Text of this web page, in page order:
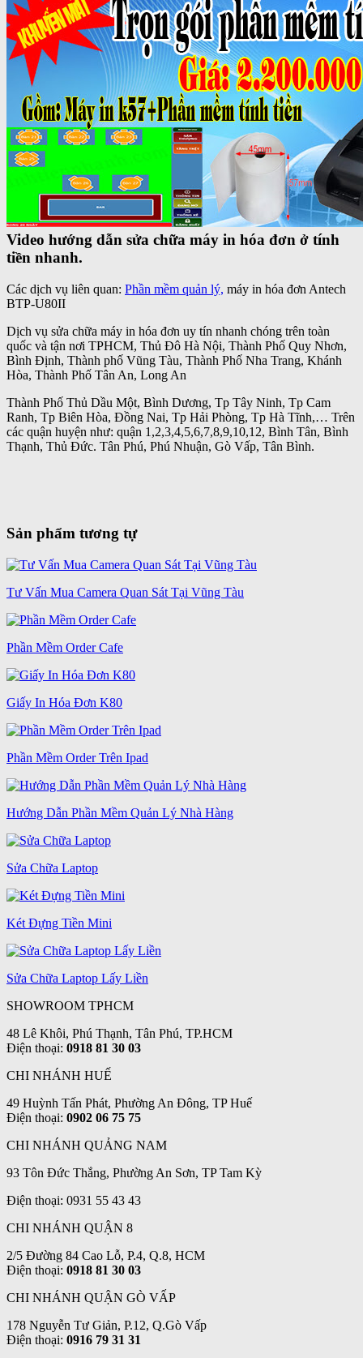
Video hướng dẫn sửa chữa máy in hóa đơn ở tính
tiền nhanh.
Các dịch vụ liên quan: Phần mềm quản lý, máy in hóa đơn Antech
BTP-U80II
Dịch vụ sửa chữa máy in hóa đơn uy tín nhanh chóng trên toàn
quốc và tận nơi TPHCM, Thủ Đô Hà Nội, Thành Phố Quy Nhơn,
Bình Định, Thành phố Vũng Tàu, Thành Phố Nha Trang, Khánh
Hòa, Thành Phố Tân An, Long An
Thành Phố Thủ Dầu Một, Bình Dương, Tp Tây Ninh, Tp Cam
Ranh, Tp Biên Hòa, Đồng Nai, Tp Hải Phòng, Tp Hà Tĩnh,… Trên
các quận huyện như: quận 1,2,3,4,5,6,7,8,9,10,12, Bình Tân, Bình
Thạnh, Thủ Đức. Tân Phú, Phú Nhuận, Gò Vấp, Tân Bình.
Sản phẩm tương tự
Tư Vấn Mua Camera Quan Sát Tại Vũng Tàu
Phần Mềm Order Cafe
Giấy In Hóa Đơn K80
Phần Mềm Order Trên Ipad
Hướng Dẫn Phần Mềm Quản Lý Nhà Hàng
Sửa Chữa Laptop
Két Đựng Tiền Mini
Sửa Chữa Laptop Lấy Liền
SHOWROOM TPHCM
48 Lê Khôi, Phú Thạnh, Tân Phú, TP.HCM
Điện thoại: 0918 81 30 03
CHI NHÁNH HUẾ
49 Huỳnh Tấn Phát, Phường An Đông, TP Huế
Điện thoại: 0902 06 75 75
CHI NHÁNH QUẢNG NAM
93 Tôn Đức Thắng, Phường An Sơn, TP Tam Kỳ
Điện thoại: 0931 55 43 43
CHI NHÁNH QUẬN 8
2/5 Đường 84 Cao Lỗ, P.4, Q.8, HCM
Điện thoại: 0918 81 30 03
CHI NHÁNH QUẬN GÒ VẤP
178 Nguyễn Tư Giản, P.12, Q.Gò Vấp
Điện thoại: 0916 79 31 31